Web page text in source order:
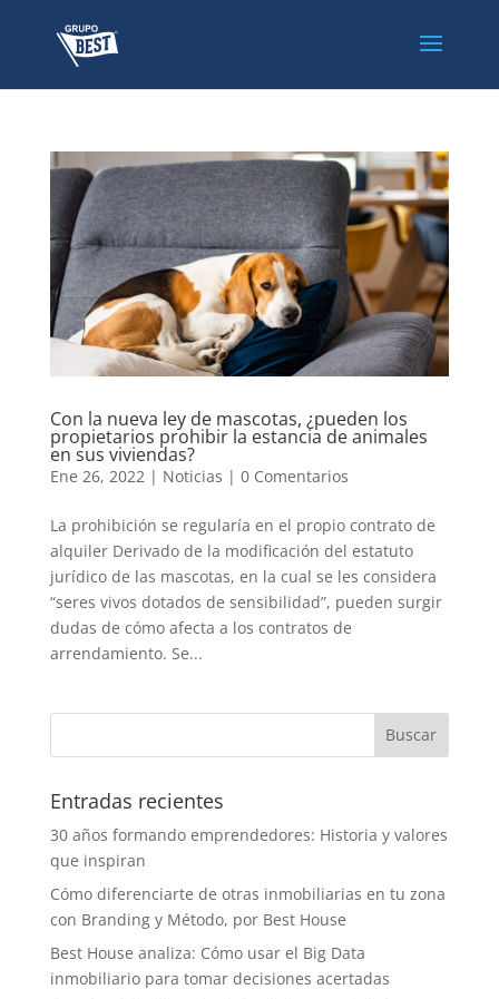
Con la nueva ley de mascotas, ¿pueden los
propietarios prohibir la estancia de animales
en sus viviendas?
Ene 26, 2022 | Noticias | 0 Comentarios
La prohibición se regularía en el propio contrato de
alquiler Derivado de la modificación del estatuto
jurídico de las mascotas, en la cual se les considera
“seres vivos dotados de sensibilidad”, pueden surgir
dudas de cómo afecta a los contratos de
arrendamiento. Se...
Entradas recientes
30 años formando emprendedores: Historia y valores
que inspiran
Cómo diferenciarte de otras inmobiliarias en tu zona
con Branding y Método, por Best House
Best House analiza: Cómo usar el Big Data
inmobiliario para tomar decisiones acertadas